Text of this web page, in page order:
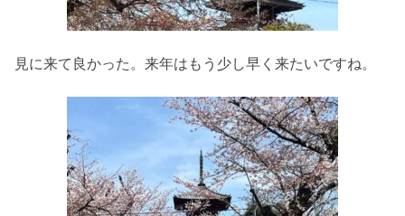
見に来て良かった。来年はもう少し早く来たいですね。